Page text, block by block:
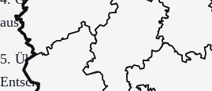
auswerten.
5. Übergang, Kommunikation und
Entscheidung vollständig klären.